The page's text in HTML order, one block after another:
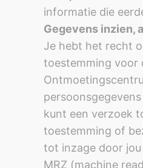
informatie die
Gegevens inzien,
Je hebt het recht
toestemming voor
kunt een verzoek
toestemming of
tot inzage door
MRZ (machine